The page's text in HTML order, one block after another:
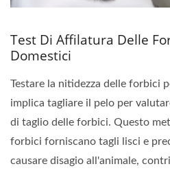
Test Di Affilatura Delle
Domestici
Testare la nitidezza delle forbici
implica tagliare il pelo per
di taglio delle forbici. Questo
forbici forniscano tagli lisci e
causare disagio all'animale,